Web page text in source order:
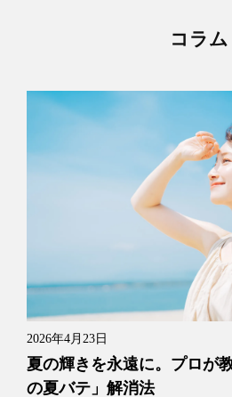
コラム
2026年4月23日
夏の輝きを永遠に。プロが
の夏バテ」解消法